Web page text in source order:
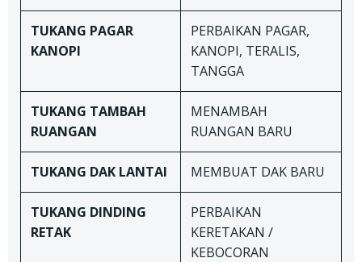
TUKANG PAGAR
KANOPI
PERBAIKAN PAGAR,
KANOPI, TERALIS,
TANGGA
TUKANG TAMBAH
RUANGAN
MENAMBAH
RUANGAN BARU
TUKANG DAK LANTAI MEMBUAT DAK BARU
TUKANG DINDING
RETAK
PERBAIKAN
KERETAKAN /
KEBOCORAN